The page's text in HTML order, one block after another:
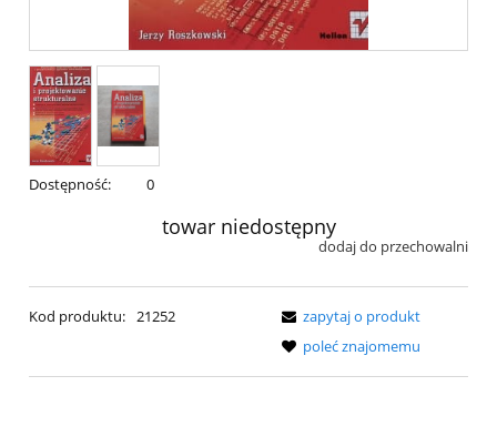
Dostępność: 0
towar niedostępny
dodaj do przechowalni
Kod produktu: 21252
zapytaj o produkt
poleć znajomemu